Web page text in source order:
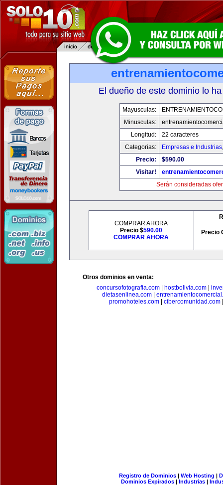
El dueño de este dominio lo
Mayusculas:
Minusculas:
Longitud:
22 caracteres
Categorias:
Empresas e Industrias
Precio:
$590.00
Visitar!
Serán consideradas
COMPRAR AHORA
Precio $590.00
COMPRAR AHORA
Precio
Otros dominios en venta:
concursofotografia.com| hostbolivia.com|
dietasenlinea.com|
promohoteles.com
cibercomunidad.com
Registro de Dominios| Web Hosting |
Dominios Expirados | Industrias |